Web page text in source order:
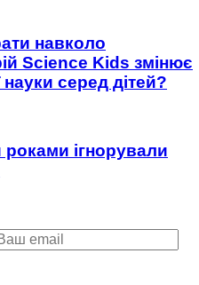
навколо
Science Kids змінює
науки серед дітей?
ігнорували